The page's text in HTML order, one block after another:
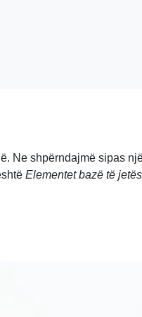
Ne shpërndajmë sipas
Elementet bazë të